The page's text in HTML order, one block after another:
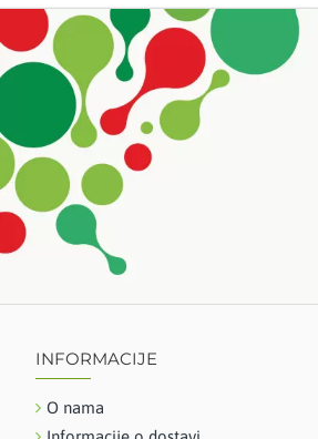
INFORMACIJE
O nama